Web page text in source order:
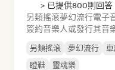
> 已提供800則回答
另類搖滾夢幻流行電子
簽約音樂人或發行其音
另類搖滾 夢幻流行
瞪鞋
靈魂樂